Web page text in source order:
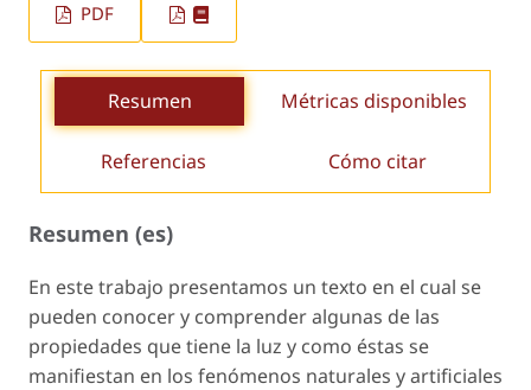
PDF
Resumen Métricas disponibles
Referencias Cómo citar
Resumen (es)
En este trabajo presentamos un texto en el cual se
pueden conocer y comprender algunas de las
propiedades que tiene la luz y como éstas se
manifiestan en los fenómenos naturales y artificiales